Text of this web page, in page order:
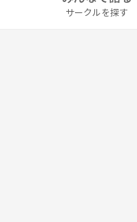
サークルを探す